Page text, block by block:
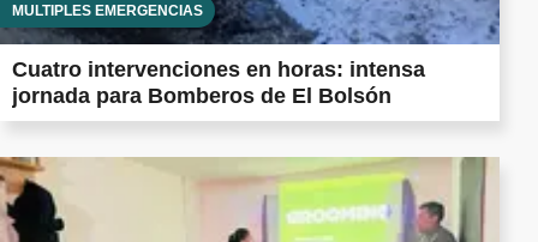
MÚLTIPLES EMERGENCIAS
Cuatro intervenciones en horas: intensa
jornada para Bomberos de El Bolsón